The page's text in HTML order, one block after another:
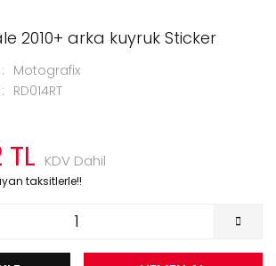
2010+ arka kuyruk Sticker
Motografix
RD014RT
KDV Dahil
taksitlerle!!